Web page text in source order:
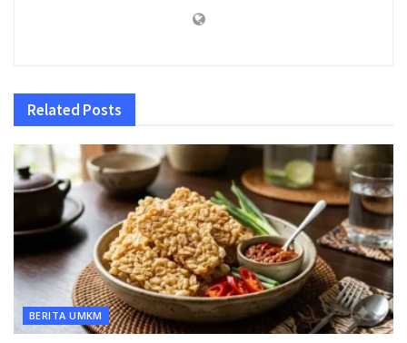
Related Posts
BERITA UMKM